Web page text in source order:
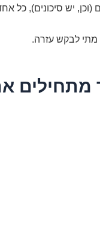
יש סיכונים), כל
מתי לבקש עזרה.
מתחילים